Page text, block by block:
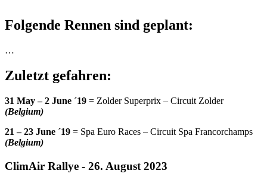
Folgende Rennen sind geplant:
…
Zuletzt gefahren:
31 May – 2 June ´19 = Zolder Superprix – Circuit Zolder
(Belgium)
21 – 23 June ´19 = Spa Euro Races – Circuit Spa Francorchamps
(Belgium)
ClimAir Rallye - 26. August 2023